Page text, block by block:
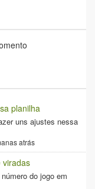
planilha
uns ajustes nessa
atrás
viradas
do jogo em